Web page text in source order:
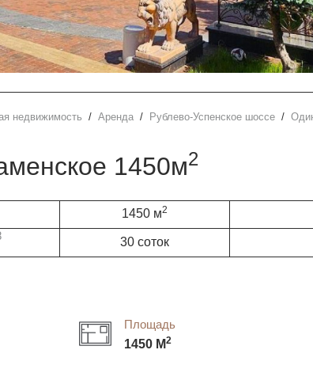
недвижимость Аренда Рублево-Успенское шоссе
1450м2
1450 м2
30 соток
Площадь
1450 М2